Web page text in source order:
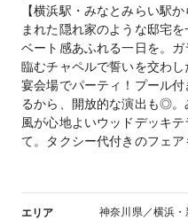
【横浜駅・みなとみらい駅
まれた隠れ家のような邸宅
ベート感あふれる一日を。
臨むチャペルで誓いを交わ
宴会場でパーティ！プール
るから、開放的な演出も◎
風が心地よいウッドデッキ
て。タクシー代付きのフェア
エリア 神奈川県／横浜